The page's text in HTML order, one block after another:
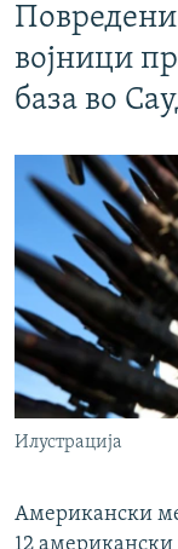
војници
база во
Илустрација
Американски